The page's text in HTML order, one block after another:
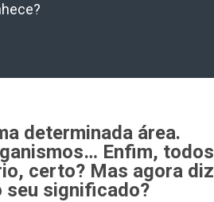
determinada área.
Enfim, todos
certo? Mas agora diz
seu significado?